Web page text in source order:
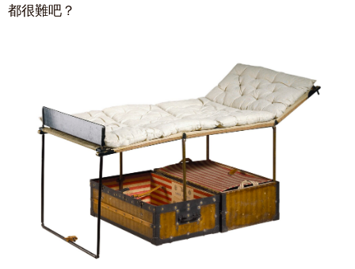
都很難吧？